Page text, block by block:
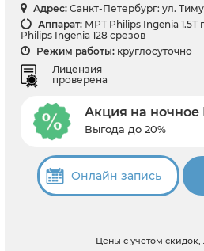
Адрес: Санкт-Петербург: ул.
Аппарат: МРТ Philips Ingenia 1.5T
Philips Ingenia 128 срезов
Режим работы: круглосуточно
Лицензия
проверена
Акция на
Выгода до 20%
Онлайн запись
Цены с учетом скидок,